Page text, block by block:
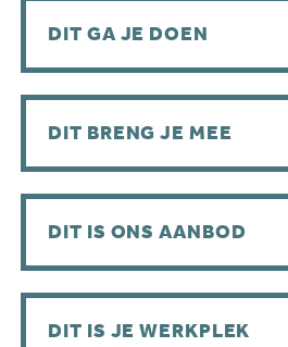
DIT GA JE DOEN
DIT BRENG JE MEE
DIT IS ONS AANBOD
DIT IS JE WERKPLEK